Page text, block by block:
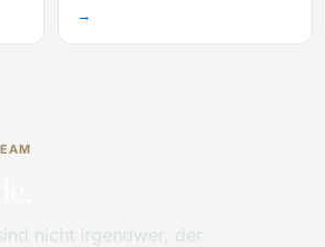
→
nicht irgendwer, der